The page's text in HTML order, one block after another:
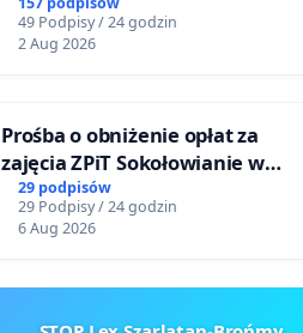
Żeromskiego w Otwocku
49 Podpisy / 24 godzin
2 Aug 2026
Prośba o obniżenie opłat za
zajęcia ZPiT Sokołowianie w
Sokołowskim Ośrodku Kultury
29 podpisów
29 Podpisy / 24 godzin
6 Aug 2026